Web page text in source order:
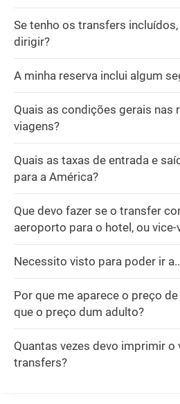
Se tenho os transfers
dirigir?
A minha reserva inclui algum
Quais as condições gerais nas
viagens?
Quais as taxas de entrada e
para a América?
Que devo fazer se o transfer
aeroporto para o hotel, ou vice-
Necessito visto para poder ir
Por que me aparece o preço
que o preço dum adulto?
Quantas vezes devo imprimir o
transfers?